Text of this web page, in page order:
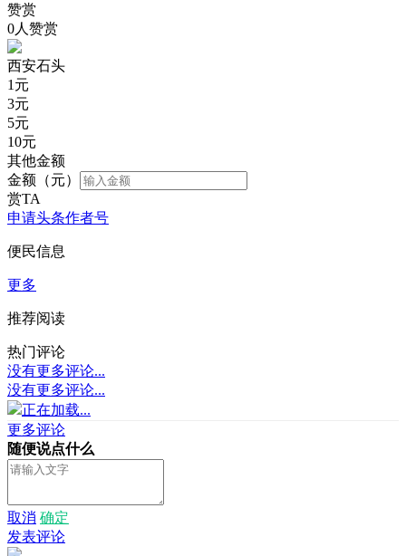
赞赏
0人赞赏
西安石头
1 元
3元
5元
10元
其他金额
金额（元）
赏TA
申请头条作者号
便民信息
更多
推荐阅读
热门评论
没有更多评论...
没有更多评论...
正在加载...
更多评论
随便说点什么
取消 确定
发表评论